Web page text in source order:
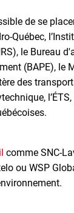
de se
Québec,
le Bureau
(BAPE), le
des
comme SNC-
ou WSP